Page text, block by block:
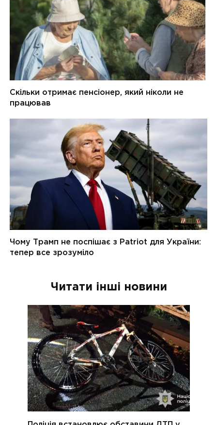
Читати інші новини